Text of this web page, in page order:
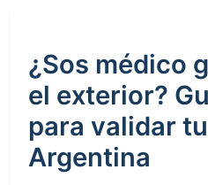
¿Sos médico
el exterior?
para validar
Argentina